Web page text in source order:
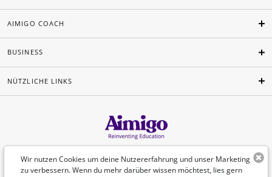
Wir nutzen Cookies um deine Nutzererfahrung und unser Marketing
zu verbessern. Wenn du mehr darüber wissen möchtest, lies gern
AIMIGO COACH
BUSINESS
NÜTZLICHE LINKS
Deutsch